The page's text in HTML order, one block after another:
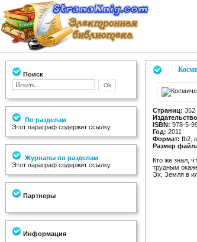
Поиск
По разделам
Этот параграф содержит ссылку.
Журналы по разделам
Этот параграф содержит ссылку.
Партнеры
Информация
Страниц: 352
ISBN: 978-5-
Год: 2011
Формат: fb2,
Размер
Кто же знал,
трудным
Эх, Земля в